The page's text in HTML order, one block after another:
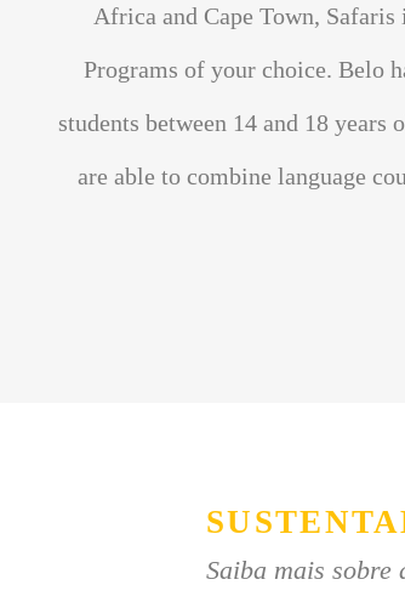
Africa and Cape Town,
Programs of your choice. Belo
students between 14 and 18 years
are able to combine language
Saiba mais sobre